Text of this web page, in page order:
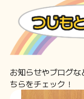
お知らせやブログな
ちらをチェック！